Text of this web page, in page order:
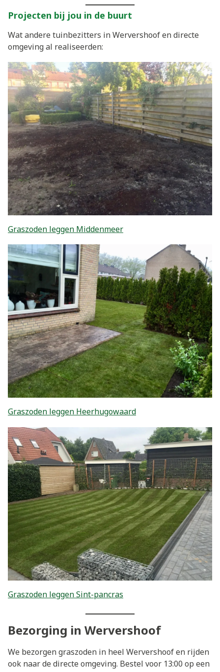
Projecten bij jou in de buurt
Wat andere tuinbezitters in Wervershoof en directe
omgeving al realiseerden:
Graszoden leggen Middenmeer
Graszoden leggen Heerhugowaard
Graszoden leggen Sint-pancras
Bezorging in Wervershoof
We bezorgen graszoden in heel Wervershoof en rijden
ook naar de directe omgeving. Bestel voor 13:00 op een